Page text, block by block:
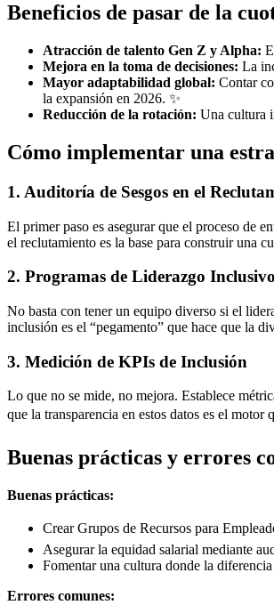
Beneficios de pasar de la
Atracción de talento Gen Z y Alpha:
Mejora en la toma de decisiones: La
Mayor adaptabilidad global: Contar
la expansión en 2026. ✨
Reducción de la rotación: Una cultura
Cómo implementar una
1. Auditoría de Sesgos en el
El primer paso es asegurar que el proceso de
el reclutamiento es la base para construir una
2. Programas de Liderazgo Inclusivo
No basta con tener un equipo diverso si el
inclusión es el “pegamento” que hace que la
3. Medición de KPIs de Inclusión
Lo que no se mide, no mejora. Establece
que la transparencia en estos datos es el
Buenas prácticas y errores
Buenas prácticas:
Crear Grupos de Recursos para
Asegurar la equidad salarial mediante
Fomentar una cultura donde la
Errores comunes: